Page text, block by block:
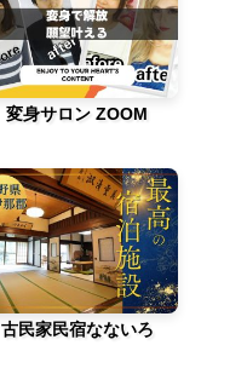
変身サロン ZOOM
古民家民宿なないろ